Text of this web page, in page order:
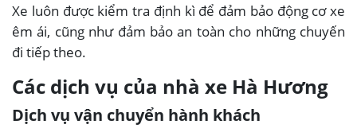
Xe luôn được kiểm tra định kì để đảm bảo động cơ xe
êm ái, cũng như đảm bảo an toàn cho những chuyến
đi tiếp theo.
Các dịch vụ của nhà xe Hà Hương
Dịch vụ vận chuyển hành khách